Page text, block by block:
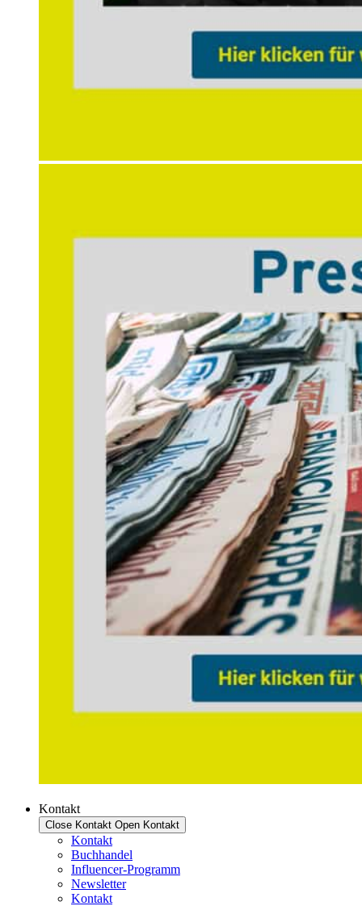
Kontakt
Close Kontakt Open Kontakt
Kontakt
Buchhandel
Influencer-Programm
Newsletter
Kontakt